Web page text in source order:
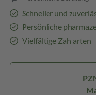
Schneller und
Persönliche
Vielfältige Zahlarten